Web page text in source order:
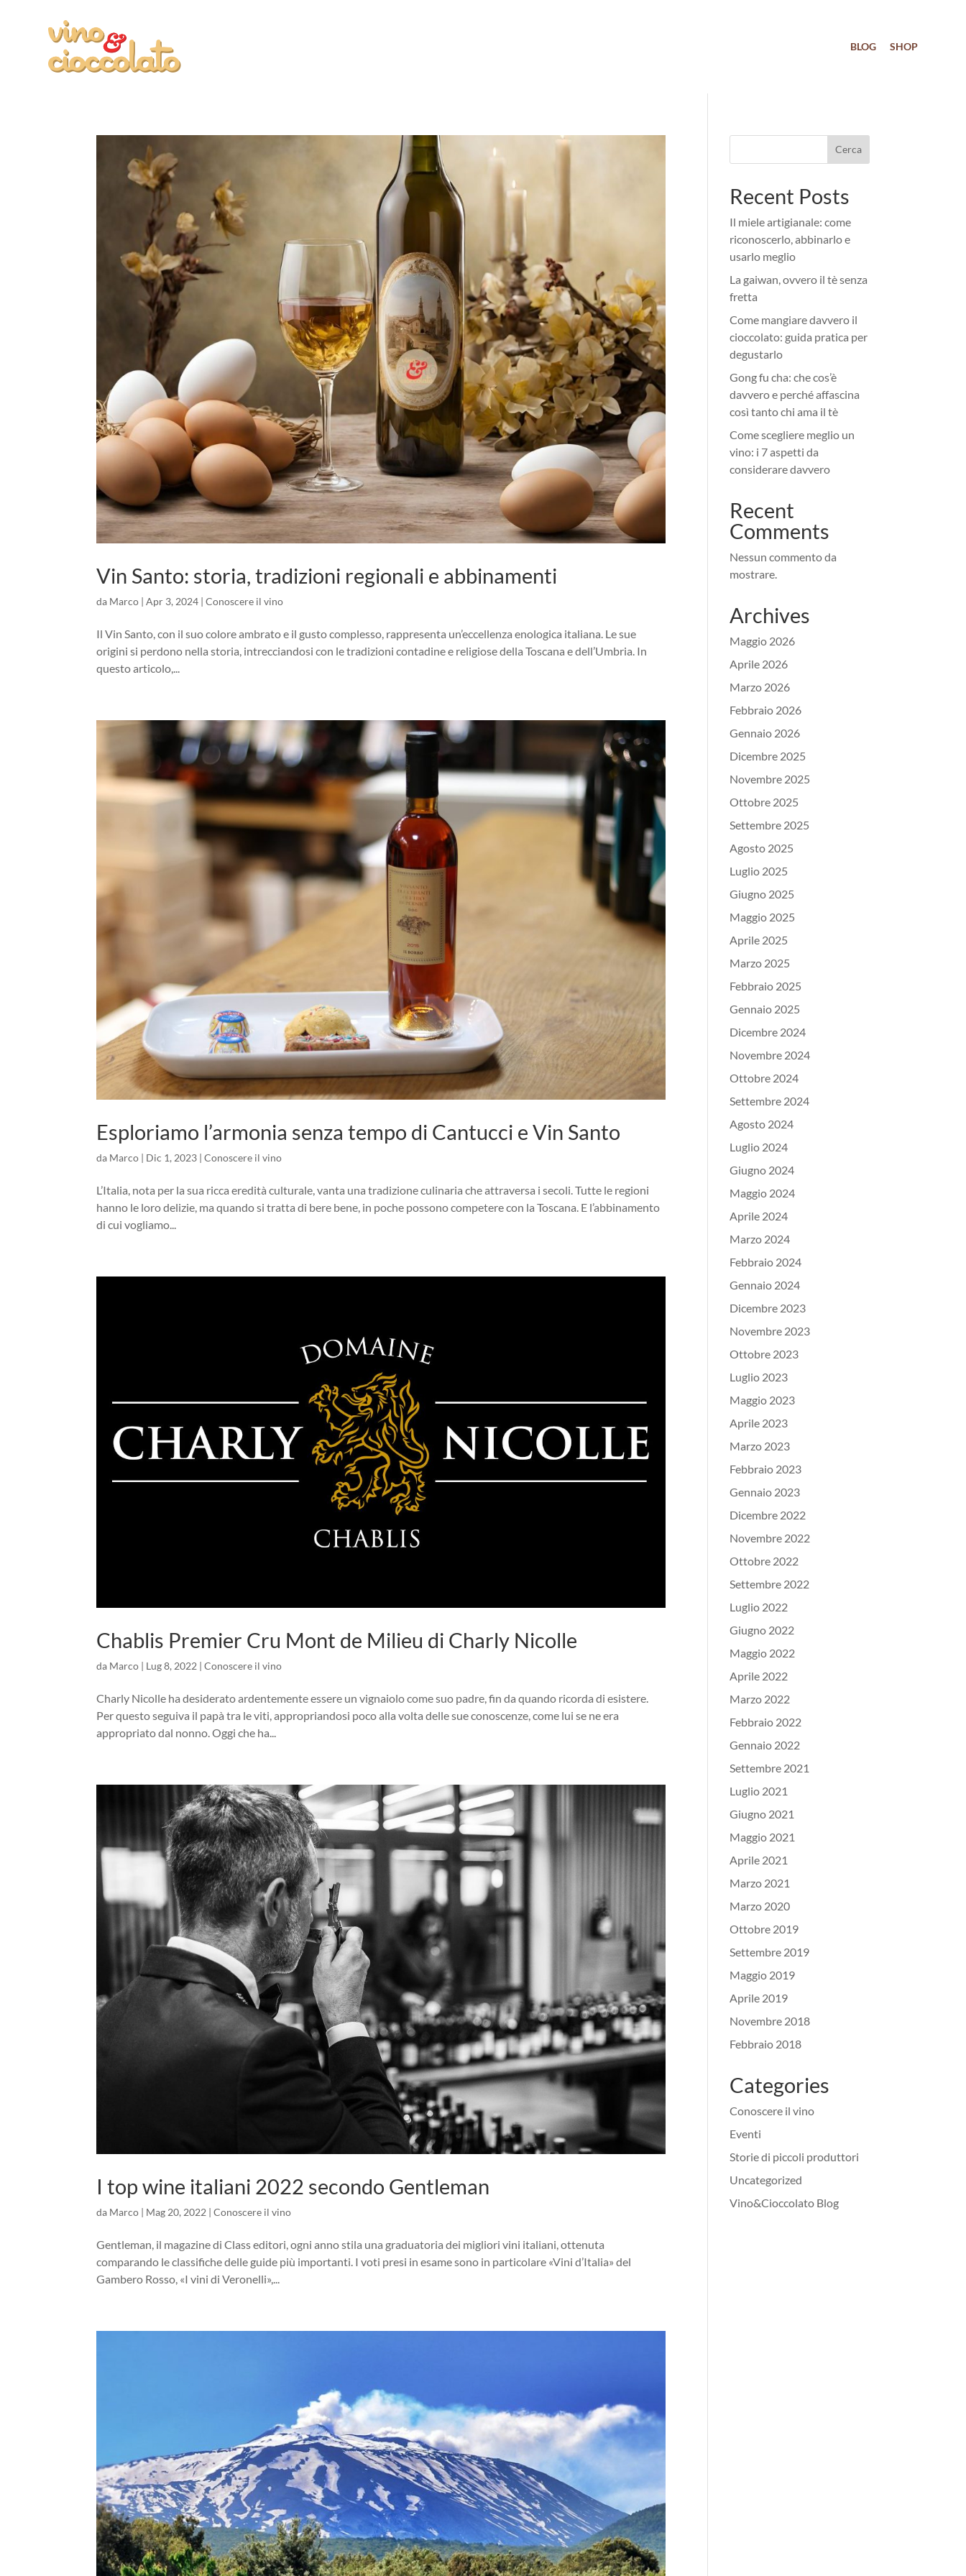
BLOG SHOP
Vin Santo: storia, tradizioni regionali e abbinamenti
da Marco |Apr 3, 2024 |Conoscere il vino
Il Vin Santo, con il suo colore ambrato e il gusto complesso, rappresenta un’eccellenza enologica italiana. Le sue
origini si perdono nella storia, intrecciandosi con le tradizioni contadine e religiose della Toscana e dell’Umbria. In
questo articolo,...
Esploriamo l’armonia senza tempo di Cantucci e Vin Santo
da Marco | Dic 1, 2023 |Conoscere il vino
L’Italia, nota per la sua ricca eredità culturale, vanta una tradizione culinaria che attraversa i secoli. Tutte le regioni
hanno le loro delizie, ma quando si tratta di bere bene, in poche possono competere con la Toscana. E l’abbinamento
di cui vogliamo...
Chablis Premier Cru Mont de Milieu di Charly Nicolle
da Marco | Lug 8, 2022 |Conoscere il vino
Charly Nicolle ha desiderato ardentemente essere un vignaiolo come suo padre, fin da quando ricorda di esistere.
Per questo seguiva il papà tra le viti, appropriandosi poco alla volta delle sue conoscenze, come lui se ne era
appropriato dal nonno. Oggi che ha...
I top wine italiani 2022 secondo Gentleman
da Marco | Mag 20, 2022 |Conoscere il vino
Gentleman, il magazine di Class editori, ogni anno stila una graduatoria dei migliori vini italiani, ottenuta
comparando le classifiche delle guide più importanti. I voti presi in esame sono in particolare «Vini d’Italia» del
Gambero Rosso, «I vini di Veronelli»,...
Cerca
Recent Posts
Il miele artigianale: come
riconoscerlo, abbinarlo e
usarlo meglio
La gaiwan, ovvero il tè senza
fretta
Come mangiare davvero il
cioccolato: guida pratica per
degustarlo
Gong fu cha: che cos’è
davvero e perché affascina
così tanto chi ama il tè
Come scegliere meglio un
vino: i 7 aspetti da
considerare davvero
Recent
Comments
Nessun commento da
mostrare.
Archives
Maggio 2026
Aprile 2026
Marzo 2026
Febbraio 2026
Gennaio 2026
Dicembre 2025
Novembre 2025
Ottobre 2025
Settembre 2025
Agosto 2025
Luglio 2025
Giugno 2025
Maggio 2025
Aprile 2025
Marzo 2025
Febbraio 2025
Gennaio 2025
Dicembre 2024
Novembre 2024
Ottobre 2024
Settembre 2024
Agosto 2024
Luglio 2024
Giugno 2024
Maggio 2024
Aprile 2024
Marzo 2024
Febbraio 2024
Gennaio 2024
Dicembre 2023
Novembre 2023
Ottobre 2023
Luglio 2023
Maggio 2023
Aprile 2023
Marzo 2023
Febbraio 2023
Gennaio 2023
Dicembre 2022
Novembre 2022
Ottobre 2022
Settembre 2022
Luglio 2022
Giugno 2022
Maggio 2022
Aprile 2022
Marzo 2022
Febbraio 2022
Gennaio 2022
Settembre 2021
Luglio 2021
Giugno 2021
Maggio 2021
Aprile 2021
Marzo 2021
Marzo 2020
Ottobre 2019
Settembre 2019
Maggio 2019
Aprile 2019
Novembre 2018
Febbraio 2018
Categories
Conoscere il vino
Eventi
Storie di piccoli produttori
Uncategorized
Vino&Cioccolato Blog